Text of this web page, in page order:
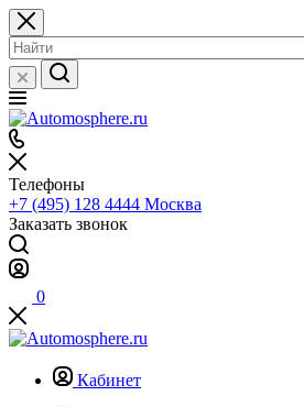
Телефоны
+7 (495) 128 4444 Москва
Заказать звонок
0
Кабинет